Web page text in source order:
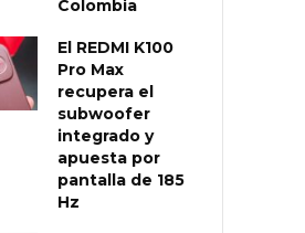
Colombia
El REDMI K100
Pro Max
recupera el
subwoofer
integrado y
apuesta por
pantalla de 185
Hz